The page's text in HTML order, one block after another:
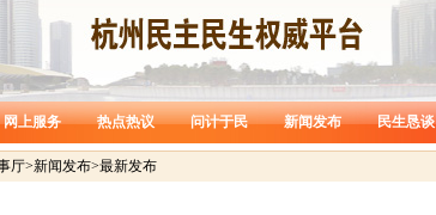
网上服务 热点热议 问计于民 新闻发布 民生恳谈
厅>新闻发布>最新发布